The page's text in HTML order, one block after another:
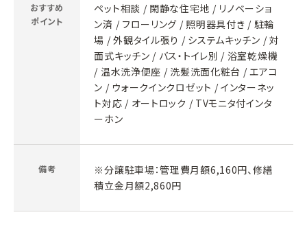
おすすめ
ポイント
ペット相談 / 閑静な住宅地 / リノベーショ
ン済 / フローリング / 照明器具付き / 駐輪
場 / 外観タイル張り / システムキッチン / 対
面式キッチン / バス・トイレ別 / 浴室乾燥機
/ 温水洗浄便座 / 洗髪洗面化粧台 / エアコ
ン / ウォークインクロゼット / インターネッ
ト対応 / オートロック / TVモニタ付インタ
ーホン
備考
※分譲駐車場：管理費月額6,160円、修繕
積立金月額2,860円